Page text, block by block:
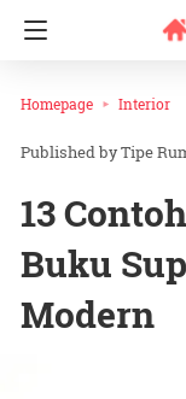
Homepage Interior
Tipe
13
Buku
Modern